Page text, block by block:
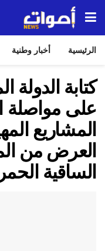
الرئيسية أخبار وطنية
كتابة الدولة
على مواصلة
المشاريع
العرض من
الساقية